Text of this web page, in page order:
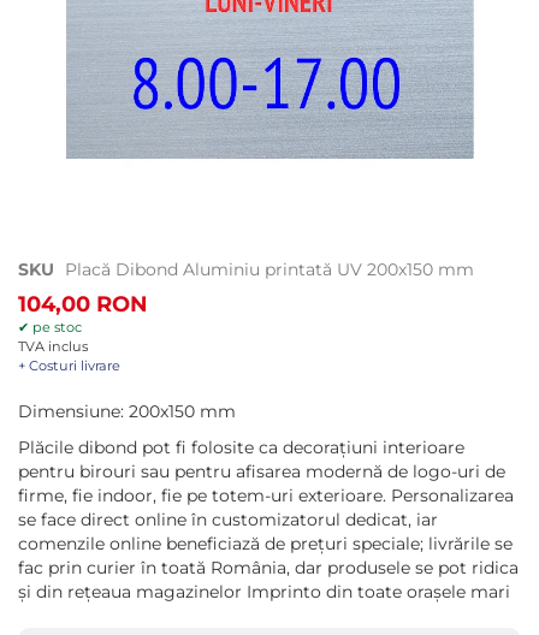
Treci
la
începutul
galeriei
de
SKU Placă Dibond Aluminiu printată UV 200x150 mm
104,00 RON
✔ pe stoc
TVA inclus
+ Costuri livrare
Dimensiune: 200x150 mm
Plăcile dibond pot fi folosite ca decorațiuni interioare
pentru birouri sau pentru afisarea modernă de logo-uri de
firme, fie indoor, fie pe totem-uri exterioare. Personalizarea
se face direct online în customizatorul dedicat, iar
comenzile online beneficiază de prețuri speciale; livrările se
fac prin curier în toată România, dar produsele se pot ridica
și din rețeaua magazinelor Imprinto din toate orașele mari